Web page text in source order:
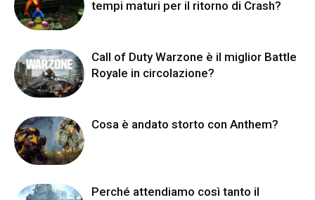
tempi maturi per il ritorno di Crash?
Call of Duty Warzone è il miglior Battle
Royale in circolazione?
Cosa è andato storto con Anthem?
Perché attendiamo così tanto il